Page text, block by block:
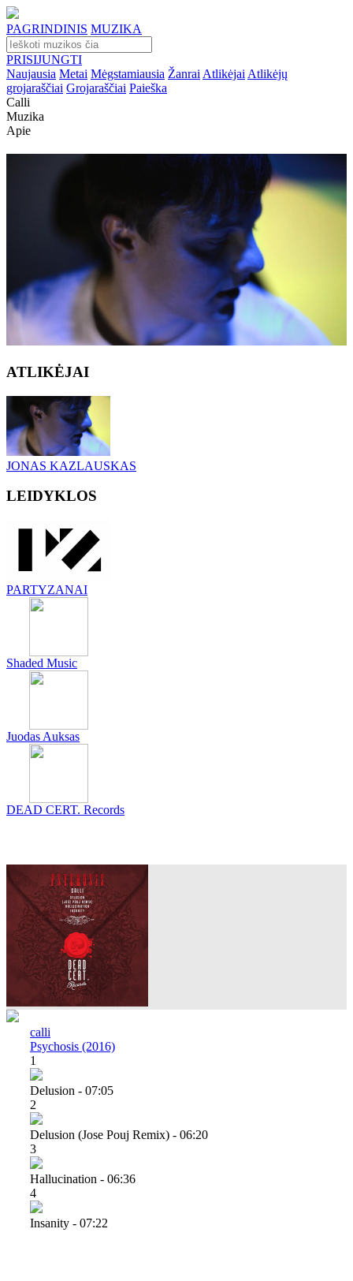
PAGRINDINIS MUZIKA
PRISIJUNGTI
Naujausia Metai Mėgstamiausia Žanrai Atlikėjai Atlikėjų
grojaraščiai Grojaraščiai Paieška
Calli
Muzika
Apie
ATLIKĖJAI
JONAS KAZLAUSKAS
LEIDYKLOS
PARTYZANAI
Shaded Music
Juodas Auksas
DEAD CERT. Records
calli
Psychosis (2016)
1
Delusion - 07:05
2
Delusion (jose Pouj Remix) - 06:20
3
Hallucination - 06:36
4
Insanity - 07:22